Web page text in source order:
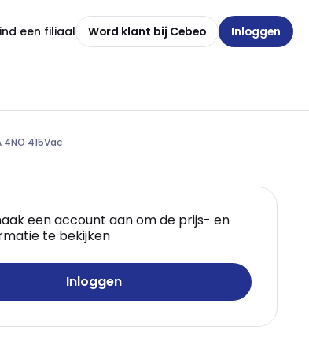
een filiaal Word klant bij Cebeo Inloggen
4NO 415Vac
een account aan om de prijs- en
te bekijken
Inloggen